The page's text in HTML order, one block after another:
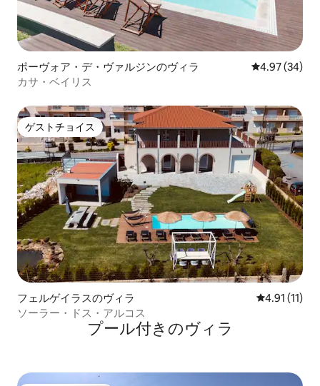
ポーヴォア・デ・ヴァルジンのヴィラ レビュー34
4.97 (34)
カサ・ベイリス
ゲストチョイス
ゲストチョイス
フェルゲイラスのヴィラ レビュー11
4.91 (11)
ソーラー・ドス・アルコス
プール付きのヴィラ